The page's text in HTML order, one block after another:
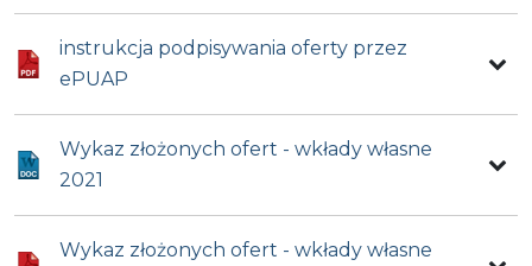
instrukcja podpisywania oferty przez
ePUAP
Wykaz złożonych ofert - wkłady własne
2021
Wykaz złożonych ofert - wkłady własne